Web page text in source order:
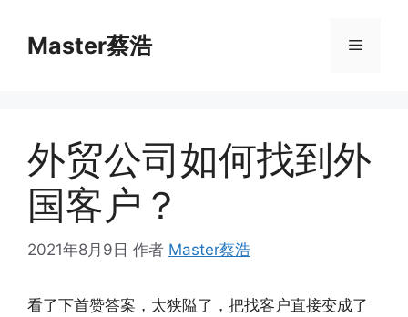
Master蔡浩 菜
外贸公司如何找到外
国客户？
2021年8月9日 作者 Master蔡浩
看了下首赞答案，太狭隘了，把找客户直接变成了